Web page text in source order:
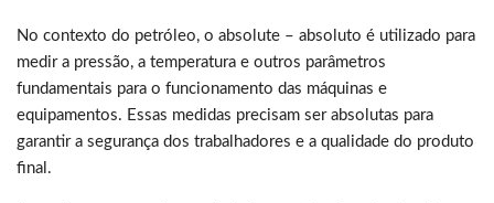
No contexto do petróleo, o absolute – absoluto é utilizado para
medir a pressão, a temperatura e outros parâmetros
fundamentais para o funcionamento das máquinas e
equipamentos. Essas medidas precisam ser absolutas para
garantir a segurança dos trabalhadores e a qualidade do produto
final.